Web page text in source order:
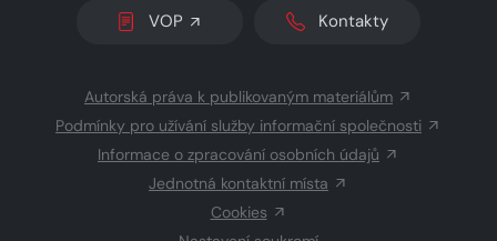
VOP Kontakty
Autorská práva k publikovaným materiálům
Podmínky pro užívání služby informační společnosti
Informace o zpracování osobních údajů
Jednotná kontaktní místa
Cookies